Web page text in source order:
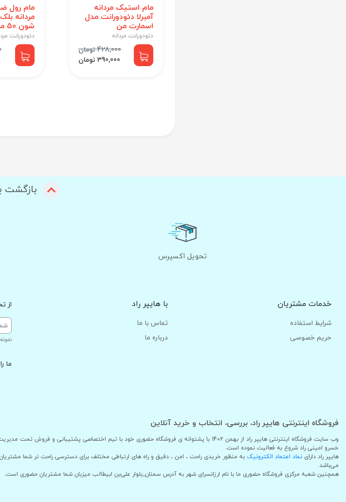
مام استیک مردانه
آمبرلا دئودورانت مدل
اسمارت من
دئودورانت مردانه
428,000 تومان
390,000 تومان
مام رول
مردانه
شون 50 میلی لیتر
دئودورانت
بازگشت
تحویل اکسپرس
خدمات مشتریان
شرایط استفاده
حریم خصوصی
با هایپر راد
تماس با ما
درباره ما
از
نمونه:
ما
فروشگاه اینترنتی هایپر راد، بررسی، انتخاب و خرید آنلاین
وب سایت فروشگاه اینترنتی هایپر راد از بهمن 1402 با پشتوانه ی فروشگاه حضوری خود با تیم اختصاصی پشتیبانی و فروش تحت
خسرو امینی راد شروع به فعالیت نموده است.
هایپر راد دارای نماد اعتماد الکترونیک به منظور خریدی راحت ، امن ، دقیق و راه های ارتباطی مختلف برای دسترسی راحت تر شما
می‌باشد.
همچنین شعبه مرکزی فروشگاه حضوری ما با نام ارزانسرای شهر به آدرس سمنان_بلوار علی‌بن ابیطالب میزبان شما مشتریان حضوری است.